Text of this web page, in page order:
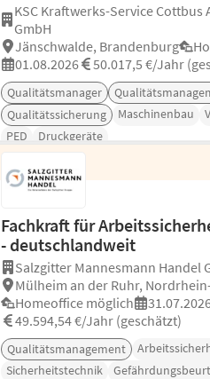
KSC Kraftwerks-Service Cottbus
GmbH
Jänschwalde, Brandenburg
01.08.2026
50.017,5 €/Jahr
Qualitätsmanager
Qualitätssicherung
Maschinenbau
PED
Druckgeräte
Fachkraft für
- deutschlandweit
Salzgitter Mannesmann Handel
Mülheim an der Ruhr,
Homeoffice möglich
49.594,54 €/Jahr (geschätzt)
Qualitätsmanagement
Sicherheitstechnik